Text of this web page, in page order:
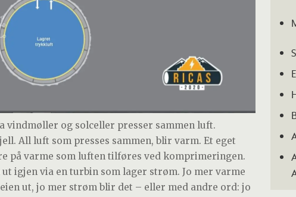
vindmøller og solceller presser sammen luft.
All luft som presses sammen, blir varm. Et eget
på varme som luften tilføres ved komprimeringen.
igjen via en turbin som lager strøm. Jo mer varme
ut, jo mer strøm blir det – eller med andre ord: jo